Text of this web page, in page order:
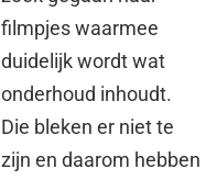
filmpjes waarmee
duidelijk wordt wat
onderhoud inhoudt.
Die bleken er niet te
zijn en daarom hebben